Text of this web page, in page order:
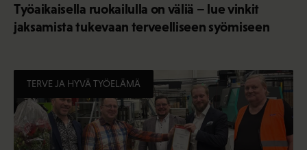
Työaikaisella ruokailulla on väliä – lue vinkit
jaksamista tukevaan terveelliseen syömiseen
TERVE JA HYVÄ TYÖELÄMÄ